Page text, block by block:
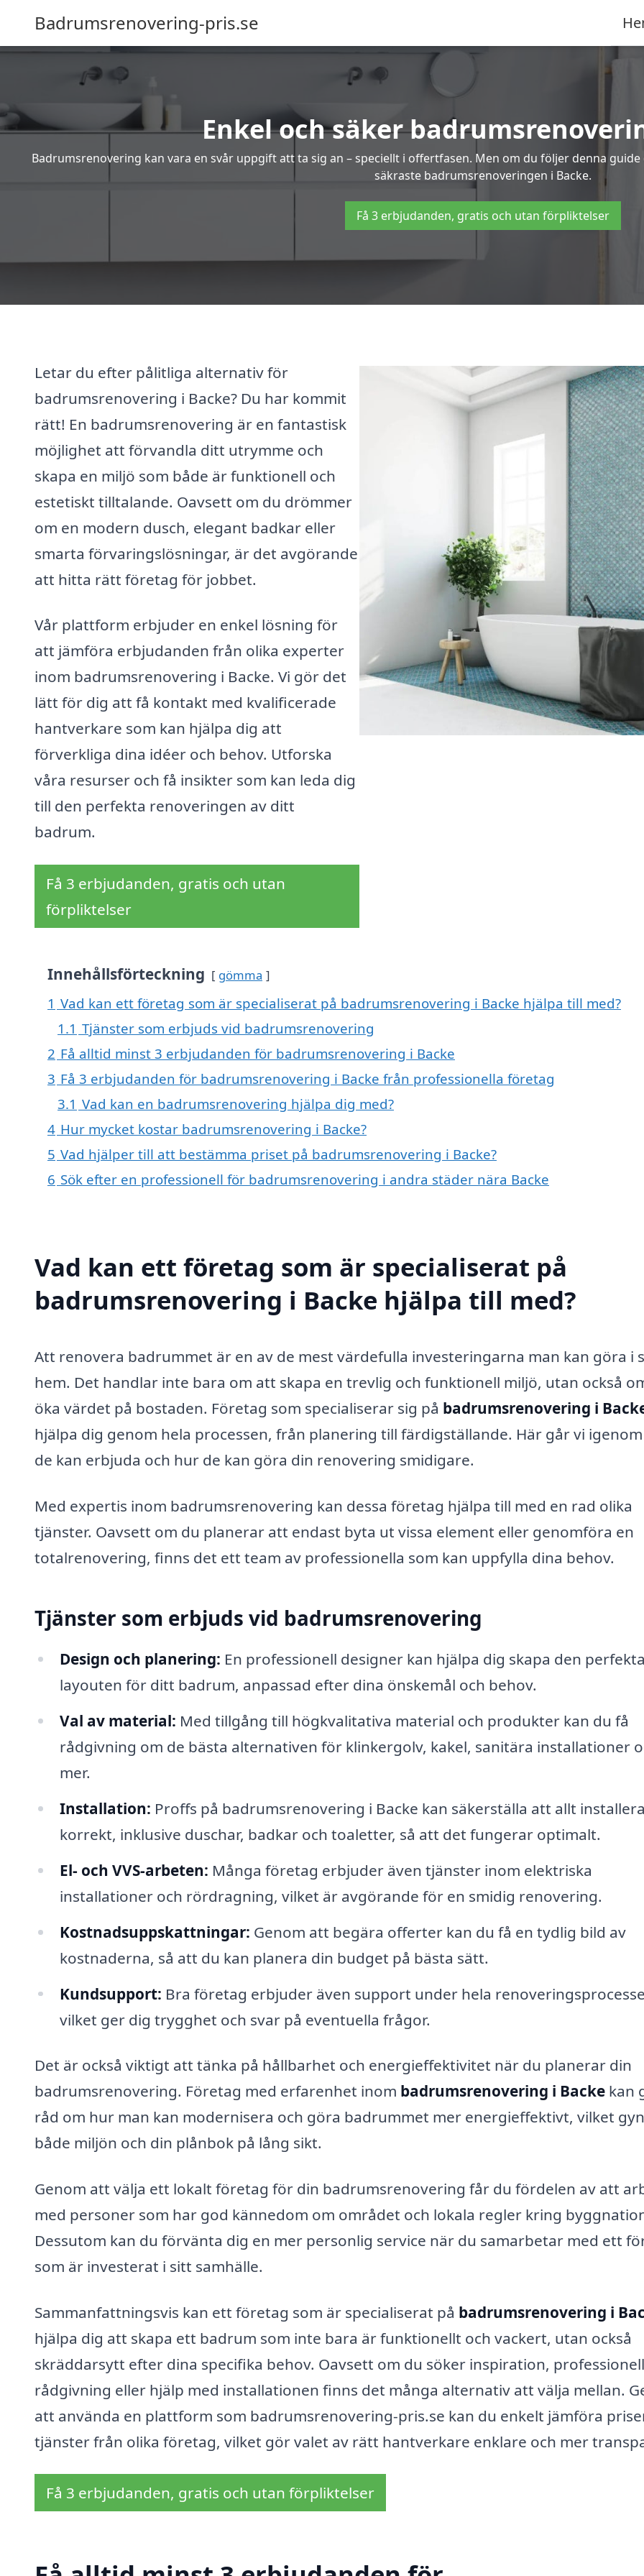
Badrumsrenovering-pris.se
Enkel och säker
Badrumsrenovering kan vara en svår uppgift att ta sig an – speciellt i offertfasen. Men om du följer denna
säkraste badrumsrenoveringen i Backe.
Få 3 erbjudanden, gratis och utan förpliktelser
Letar du efter pålitliga alternativ för
badrumsrenovering i Backe? Du har kommit
rätt! En badrumsrenovering är en fantastisk
möjlighet att förvandla ditt utrymme och
skapa en miljö som både är funktionell och
estetiskt tilltalande. Oavsett om du drömmer
om en modern dusch, elegant badkar eller
smarta förvaringslösningar, är det avgörande
att hitta rätt företag för jobbet.
Vår plattform erbjuder en enkel lösning för
att jämföra erbjudanden från olika experter
inom badrumsrenovering i Backe. Vi gör det
lätt för dig att få kontakt med kvalificerade
hantverkare som kan hjälpa dig att
förverkliga dina idéer och behov. Utforska
våra resurser och få insikter som kan leda dig
till den perfekta renoveringen av ditt
badrum.
Få 3 erbjudanden, gratis och utan
förpliktelser
Innehållsförteckning gömma
1 Vad kan ett företag som är specialiserat på badrumsrenovering i Backe hjälpa till med?
1.1 Tjänster som erbjuds vid badrumsrenovering
2 Få alltid minst 3 erbjudanden för badrumsrenovering i Backe
3 Få 3 erbjudanden för badrumsrenovering i Backe från professionella företag
3.1 Vad kan en badrumsrenovering hjälpa dig med?
4 Hur mycket kostar badrumsrenovering i Backe?
5 Vad hjälper till att bestämma priset på badrumsrenovering i Backe?
6 Sök efter en professionell för badrumsrenovering i andra städer nära Backe
Vad kan ett företag som är specialiserat på
badrumsrenovering i Backe hjälpa till med?
Att renovera badrummet är en av de mest värdefulla investeringarna man kan göra i
hem. Det handlar inte bara om att skapa en trevlig och funktionell miljö, utan också
öka värdet på bostaden. Företag som specialiserar sig på badrumsrenovering i
hjälpa dig genom hela processen, från planering till färdigställande. Här går vi
de kan erbjuda och hur de kan göra din renovering smidigare.
Med expertis inom badrumsrenovering kan dessa företag hjälpa till med en rad olika
tjänster. Oavsett om du planerar att endast byta ut vissa element eller genomföra en
totalrenovering, finns det ett team av professionella som kan uppfylla dina behov.
Tjänster som erbjuds vid badrumsrenovering
Design och planering: En professionell designer kan hjälpa dig skapa den perfekta
layouten för ditt badrum, anpassad efter dina önskemål och behov.
Val av material: Med tillgång till högkvalitativa material och produkter kan du få
rådgivning om de bästa alternativen för klinkergolv, kakel, sanitära installationer
mer.
Installation: Proffs på badrumsrenovering i Backe kan säkerställa att allt
korrekt, inklusive duschar, badkar och toaletter, så att det fungerar optimalt.
El- och VVS-arbeten: Många företag erbjuder även tjänster inom elektriska
installationer och rördragning, vilket är avgörande för en smidig renovering.
Kostnadsuppskattningar: Genom att begära offerter kan du få en tydlig bild av
kostnaderna, så att du kan planera din budget på bästa sätt.
Kundsupport: Bra företag erbjuder även support under hela
vilket ger dig trygghet och svar på eventuella frågor.
Det är också viktigt att tänka på hållbarhet och energieffektivitet när du planerar din
badrumsrenovering. Företag med erfarenhet inom badrumsrenovering i Backe kan
råd om hur man kan modernisera och göra badrummet mer energieffektivt, vilket
både miljön och din plånbok på lång sikt.
Genom att välja ett lokalt företag för din badrumsrenovering får du fördelen av att
med personer som har god kännedom om området och lokala regler kring
Dessutom kan du förvänta dig en mer personlig service när du samarbetar med ett
som är investerat i sitt samhälle.
Sammanfattningsvis kan ett företag som är specialiserat på badrumsrenovering i
hjälpa dig att skapa ett badrum som inte bara är funktionellt och vackert, utan också
skräddarsytt efter dina specifika behov. Oavsett om du söker inspiration, professionell
rådgivning eller hjälp med installationen finns det många alternativ att välja mellan.
att använda en plattform som badrumsrenovering-pris.se kan du enkelt jämföra
tjänster från olika företag, vilket gör valet av rätt hantverkare enklare och mer
Få 3 erbjudanden, gratis och utan förpliktelser